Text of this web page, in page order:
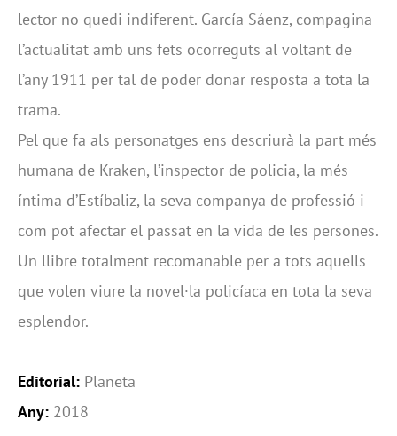
lector no quedi indiferent. García Sáenz, compagina
l’actualitat amb uns fets ocorreguts al voltant de
l’any 1911 per tal de poder donar resposta a tota la
trama.
Pel que fa als personatges ens descriurà la part més
humana de Kraken, l’inspector de policia, la més
íntima d’Estíbaliz, la seva companya de professió i
com pot afectar el passat en la vida de les persones.
Un llibre totalment recomanable per a tots aquells
que volen viure la novel·la policíaca en tota la seva
esplendor.
Editorial: Planeta
Any: 2018